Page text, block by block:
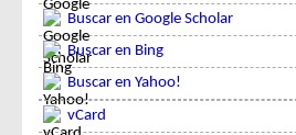
Buscar en Google Scholar
Buscar en Bing
Buscar en Yahoo!
vCard